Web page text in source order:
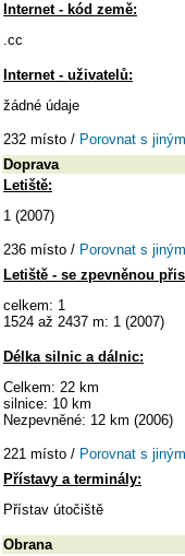
Internet - kód země:
.cc
Internet - uživatelů:
žádné údaje
232 místo / Porovnat s
Doprava
Letiště:
1 (2007)
236 místo / Porovnat s
Letiště - se zpevněnou
celkem: 1
1524 až 2437 m: 1 (2007)
Délka silnic a dálnic:
Celkem: 22 km
silnice: 10 km
Nezpevněné: 12 km (2006)
221 místo / Porovnat s
Přístavy a terminály:
Přístav útočiště
Obrana